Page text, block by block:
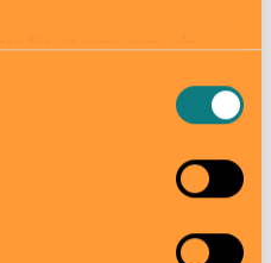
för sociala medier. Vi
identifierare och annan
de sociala medier och
vi samarbetar med.
eller som de har